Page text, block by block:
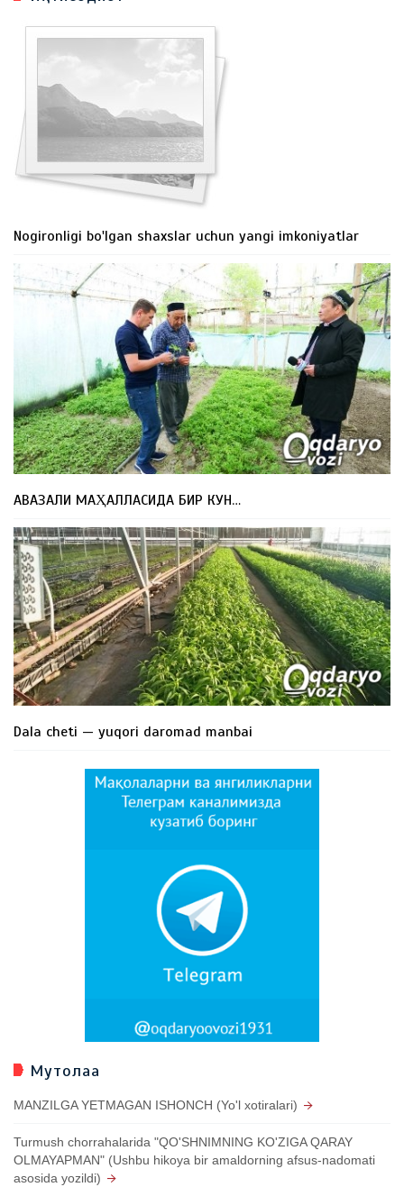
Nogironligi bo'lgan shaxslar uchun yangi imkoniyatlar
АВАЗАЛИ МАҲАЛЛАСИДА БИР КУН…
Dala cheti — yuqori daromad manbai
Мутолаа
MANZILGA YETMAGAN ISHONCH (Yo'l xotiralari)
Turmush chorrahalarida "QO'SHNIMNING KO'ZIGA QARAY
OLMAYAPMAN" (Ushbu hikoya bir amaldorning afsus-nadomati
asosida yozildi)